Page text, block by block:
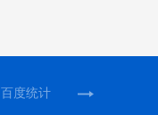
百度统计